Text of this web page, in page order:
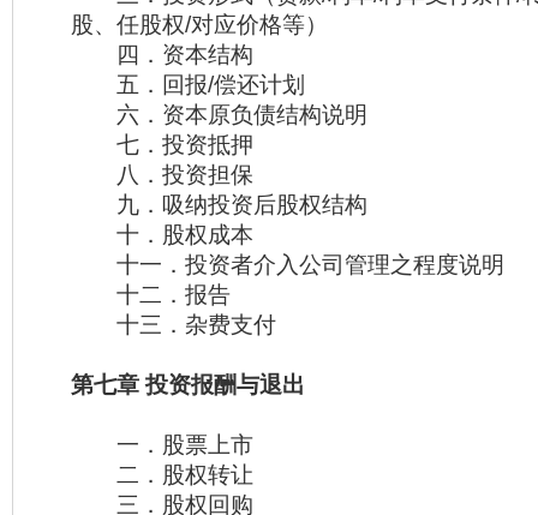
股、任股权/对应价格等）
四．资本结构
五．回报/偿还计划
六．资本原负债结构说明
七．投资抵押
八．投资担保
九．吸纳投资后股权结构
十．股权成本
十一．投资者介入公司管理之程度说明
十二．报告
十三．杂费支付
第七章 投资报酬与退出
一．股票上市
二．股权转让
三．股权回购